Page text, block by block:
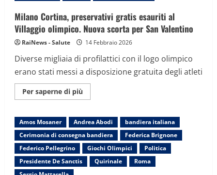
Milano Cortina, preservativi gratis esauriti al
Villaggio olimpico. Nuova scorta per San Valentino
RaiNews - Salute 14 Febbraio 2026
Diverse migliaia di profilattici con il logo olimpico
erano stati messi a disposizione gratuita degli atleti
Per saperne di più
informazioni
Cortina,
preservativi
gratis
esauriti
al
Villaggio
olimpico.
Nuova
Amos Mosaner Andrea Abodi
bandiera italiana
Cerimonia di consegna bandiera
Federica Brignone
Federico Pellegrino
Giochi Olimpici
Politica
Presidente De Sanctis
Quirinale
Roma